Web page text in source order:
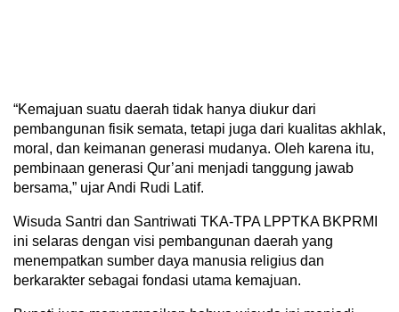
“Kemajuan suatu daerah tidak hanya diukur dari
pembangunan fisik semata, tetapi juga dari kualitas akhlak,
moral, dan keimanan generasi mudanya. Oleh karena itu,
pembinaan generasi Qur’ani menjadi tanggung jawab
bersama,” ujar Andi Rudi Latif.
Wisuda Santri dan Santriwati TKA-TPA LPPTKA BKPRMI
ini selaras dengan visi pembangunan daerah yang
menempatkan sumber daya manusia religius dan
berkarakter sebagai fondasi utama kemajuan.